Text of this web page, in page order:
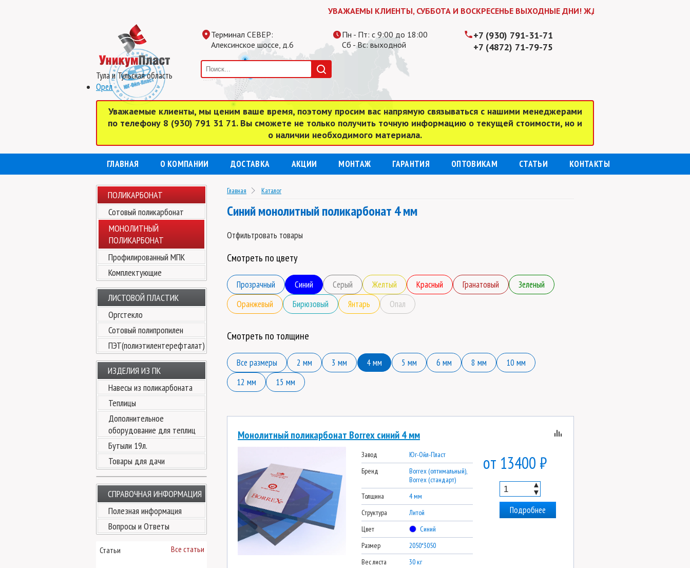
УВАЖАЕМЫ КЛИЕНТЫ, СУББОТА И ВОСКРЕСЕНЬЕ ВЫХОДНЫЕ ДНИ! ЖДЕМ ВАС В БУДНИ С 9:00 до
Тула и Тульская область
Орел
Терминал СЕВЕР:
Алексинское шоссе, д.6
Пн - Пт: с 9:00 до 18:00
Сб - Вс: выходной
+7 (930) 791-31-71
+7 (4872) 71-79-75
Уважаемые клиенты, мы ценим ваше время, поэтому просим вас напрямую связываться с нашими менеджерами
по телефону 8 (930) 791 31 71. Вы сможете не только получить точную информацию о текущей стоимости, но и
о наличии необходимого материала.
ГЛАВНАЯ О КОМПАНИИ ДОСТАВКА АКЦИИ МОНТАЖ ГАРАНТИЯ ОПТОВИКАМ СТАТЬИ КОНТАКТЫ
ПОЛИКАРБОНАТ
Сотовый поликарбонат
МОНОЛИТНЫЙ
ПОЛИКАРБОНАТ
Профилированный МПК
Комплектующие
ЛИСТОВОЙ ПЛАСТИК
Оргстекло
Сотовый полипропилен
ПЭТ(полиэтилентерефталат)
ИЗДЕЛИЯ ИЗ ПК
Навесы из поликарбоната
Теплицы
Дополнительное
оборудование для теплиц
Бутыли 19л.
Товары для дачи
СПРАВОЧНАЯ ИНФОРМАЦИЯ
Полезная информация
Вопросы и Ответы
Статьи Все статьи
Главная Каталог
Синий монолитный поликарбонат 4 мм
Отфильтровать товары
Смотреть по цвету
Прозрачный Синий Серый Желтый Красный Гранатовый
Зеленый
Оранжевый
Бирюзовый Янтарь Опал
Смотреть по толщине
Все размеры 2 мм 3 мм 4 мм 5 мм 6 мм 8 мм
10 мм
12 мм
15 мм
Монолитный поликарбонат Borrex синий 4 мм
Завод
Юг-Ойл-Пласт
Бренд
Borrex (оптимальный),
Borrex (стандарт)
Толщина
4 мм
Структура
Литой
Цвет
Синий
Размер
2050*3050
Вес листа
30 кг
от 13400 ₽
▲
▼
Подробнее